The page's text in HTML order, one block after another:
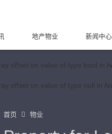
offset on value of type bool in /
offset on value of type null in /
地产物业 新闻中心
首页 物业